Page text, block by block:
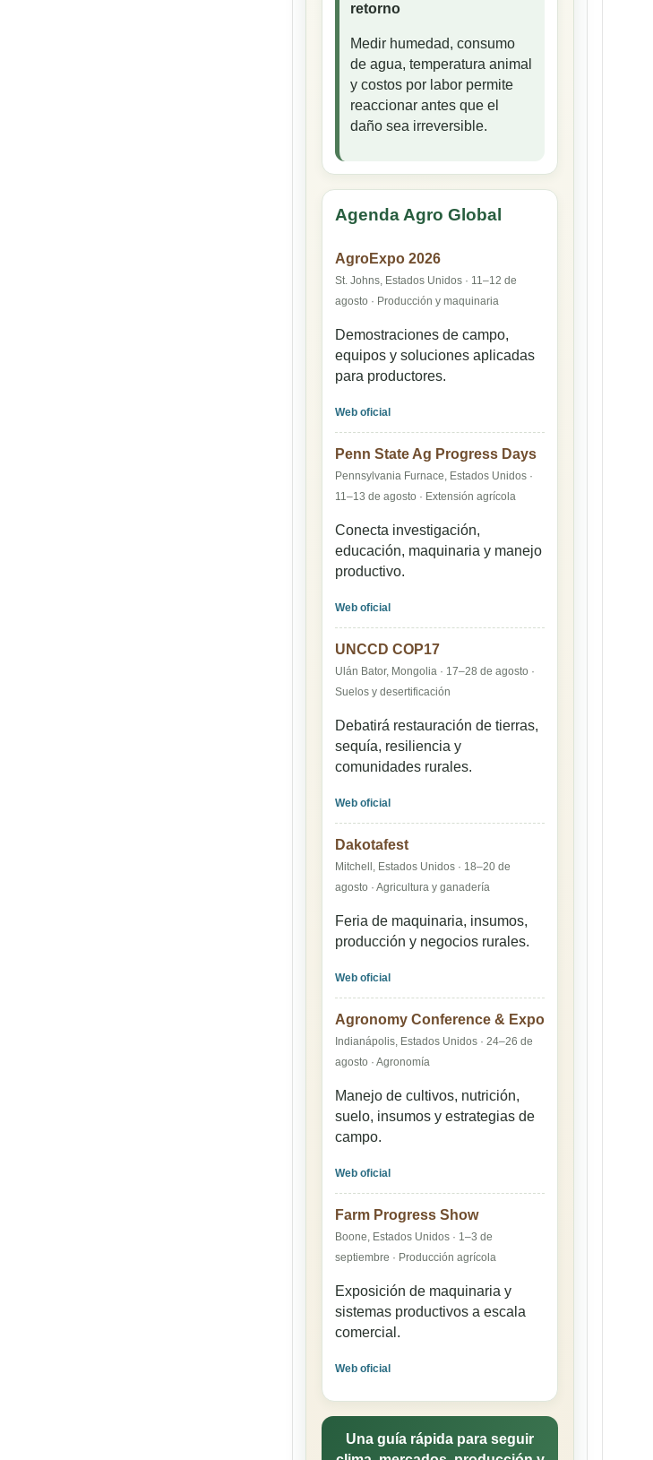
retorno
Medir humedad, consumo
de agua, temperatura animal
y costos por labor permite
reaccionar antes que el
daño sea irreversible.
Agenda Agro Global
AgroExpo 2026
St. Johns, Estados Unidos · 11–12 de
agosto · Producción y maquinaria
Demostraciones de campo,
equipos y soluciones aplicadas
para productores.
Web oficial
Penn State Ag Progress Days
Pennsylvania Furnace, Estados Unidos ·
11–13 de agosto · Extensión agrícola
Conecta investigación,
educación, maquinaria y manejo
productivo.
Web oficial
UNCCD COP17
Ulán Bator, Mongolia · 17–28 de agosto ·
Suelos y desertificación
Debatirá restauración de tierras,
sequía, resiliencia y
comunidades rurales.
Web oficial
Dakotafest
Mitchell, Estados Unidos · 18–20 de
agosto · Agricultura y ganadería
Feria de maquinaria, insumos,
producción y negocios rurales.
Web oficial
Agronomy Conference & Expo
Indianápolis, Estados Unidos · 24–26 de
agosto · Agronomía
Manejo de cultivos, nutrición,
suelo, insumos y estrategias de
campo.
Web oficial
Farm Progress Show
Boone, Estados Unidos · 1–3 de
septiembre · Producción agrícola
Exposición de maquinaria y
sistemas productivos a escala
comercial.
Web oficial
Una guía rápida para seguir